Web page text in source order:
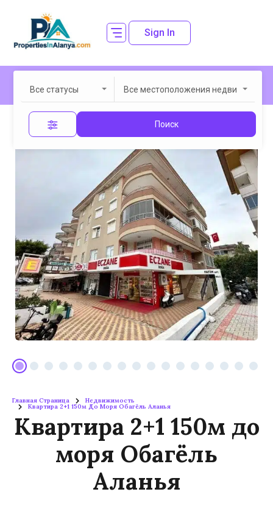
Sign In
Все статусы Все местоположения недвижимости
Поиск
Главная Страница Недвижимость
Квартира 2+1 150м До Моря Обагёль Аланья
Квартира 2+1 150м до
моря Обагёль
Аланья